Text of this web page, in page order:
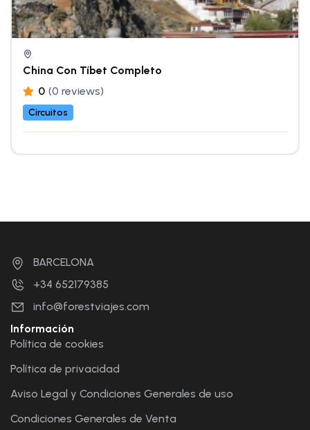
China Con Tíbet Completo
0 (0 reviews)
Circuitos
BARCELONA
+34 652179385
info@forestviajes.com
Información
Política de cookies
Política de privacidad
Aviso Legal y Condiciones Generales de uso
Condiciones Generales de Venta